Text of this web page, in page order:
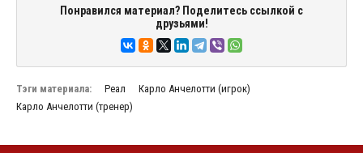
Понравился материал? Поделитесь ссылкой с
друзьями!
Тэги материала: Реал
Карло Анчелотти (игрок)
Карло Анчелотти (тренер)